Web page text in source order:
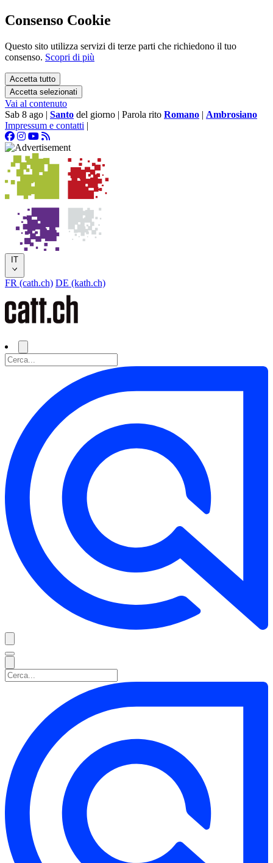
Consenso Cookie
Questo sito utilizza servizi di terze parti che richiedono il tuo
consenso. Scopri di più
Accetta tutto
Accetta selezionati
Vai al contenuto
Sab 8 ago | Santo del giorno | Parola rito Romano | Ambrosiano
Impressum e contatti |
IT
FR (cath.ch) DE (kath.ch)